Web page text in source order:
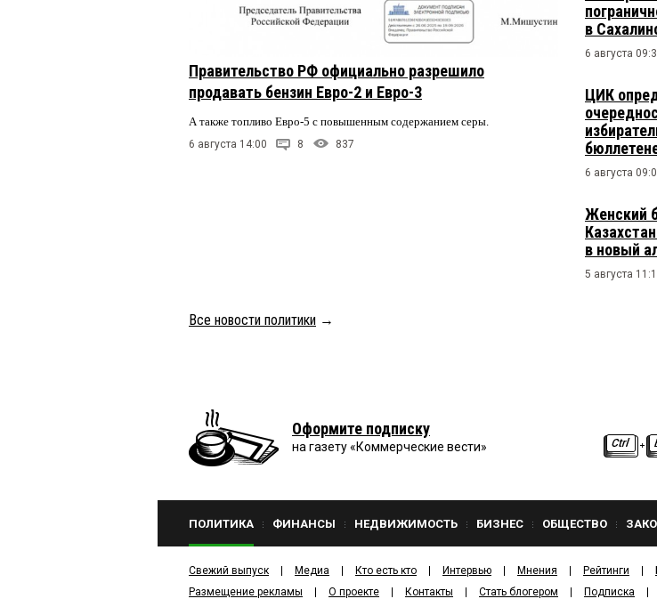
Правительство РФ официально разрешило
продавать бензин Евро-2 и Евро-3
А также топливо Евро-5 с повышенным содержанием серы.
6 августа 14:00 8 837
в
6 августа
ЦИК
6 августа
Женский
в новый
5 августа
Все новости политики →
Оформите подписку
на газету «Коммерческие вести»
ПОЛИТИКА ФИНАНСЫ НЕДВИЖИМОСТЬ БИЗНЕС ОБЩЕСТВО
Свежий выпуск Медиа Кто есть кто Интервью Мнения Рейтинги
Размещение рекламы
О проекте Контакты Стать блогером Подписка